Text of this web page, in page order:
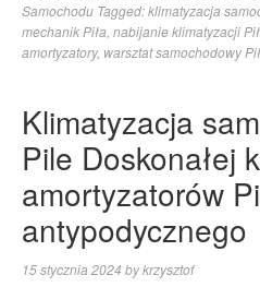
Samochodu Tagged:klimatyzacja
mechanik Piła nabijanie klimatyzacji
amortyzatory, warsztat samochodowy
Klimatyzacja
Pile Doskonałej
amortyzatorów
antypodycznego
15 stycznia 2024 bykrzysztof